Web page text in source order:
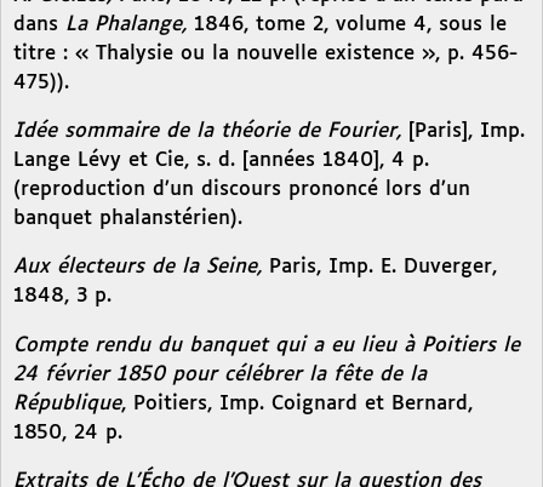
dans La Phalange, 1846, tome 2, volume 4, sous le
titre : « Thalysie ou la nouvelle existence », p. 456-
475)).
Idée sommaire de la théorie de Fourier,
[Paris], Imp.
Lange Lévy et Cie, s. d. [années 1840], 4 p.
(reproduction d’un discours prononcé lors d’un
banquet phalanstérien).
Aux électeurs de la Seine, Paris, Imp. E. Duverger,
1848, 3 p.
Compte rendu du banquet qui a eu lieu à Poitiers le
24 février 1850 pour célébrer la fête de la
République, Poitiers, Imp. Coignard et Bernard,
1850, 24 p.
Extraits de L’Écho de l’Ouest sur la question des